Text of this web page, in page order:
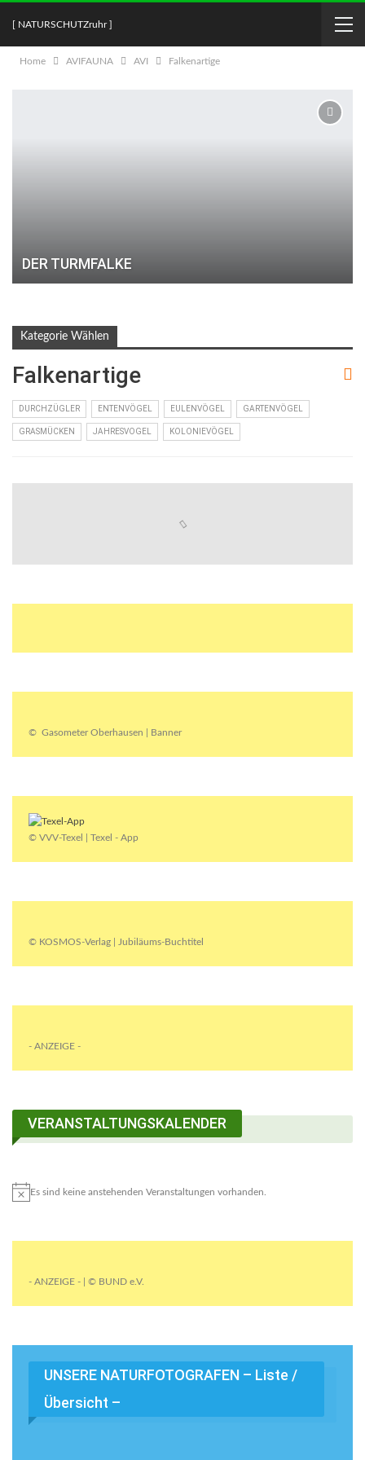
[ NATURSCHUTZruhr ]
Home AVIFAUNA AVI Falkenartige
DER TURMFALKE
Kategorie Wählen
Falkenartige
DURCHZÜGLER ENTENVÖGEL EULENVÖGEL GARTENVÖGEL
GRASMÜCKEN JAHRESVOGEL KOLONIEVÖGEL
© Gasometer Oberhausen | Banner
© VVV-Texel | Texel - App
© KOSMOS-Verlag | Jubiläums-Buchtitel
- ANZEIGE -
VERANSTALTUNGSKALENDER
Es sind keine anstehenden Veranstaltungen vorhanden.
- ANZEIGE - | © BUND e.V.
UNSERE NATURFOTOGRAFEN – Liste /
Übersicht –